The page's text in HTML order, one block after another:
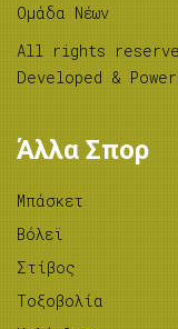
Ομάδα Νέων
All rights
Developed &
Άλλα Σπορ
Μπάσκετ
Βόλεϊ
Στίβος
Tοξοβολία